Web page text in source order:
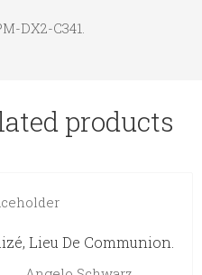
DX2-C341.
products
Lieu De Communion.